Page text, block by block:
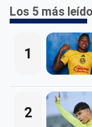
Los 5 más
1
2